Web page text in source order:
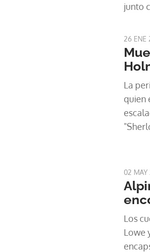
junto
26 ENE
La
quien
02 MAY
Los
Lowe